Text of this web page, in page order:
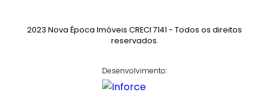
2023 Nova Época Imóveis CRECI 7141 - Todos os direitos
reservados.
Desenvolvimento: